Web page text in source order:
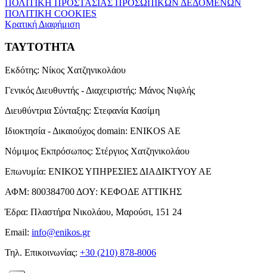
ΠΟΛΙΤΙΚΗ ΠΡΟΣΤΑΣΙΑΣ ΠΡΟΣΩΠΙΚΩΝ ΔΕΔΟΜΕΝΩΝ
ΠΟΛΙΤΙΚΗ COOKIES
Κρατική Διαφήμιση
ΤΑΥΤΟΤΗΤΑ
Εκδότης: Νίκος Χατζηνικολάου
Γενικός Διευθυντής - Διαχειριστής: Μάνος Νιφλής
Διευθύντρια Σύνταξης: Στεφανία Κασίμη
Ιδιοκτησία - Δικαιούχος domain: ENIKOS AE
Νόμιμος Εκπρόσωπος: Στέργιος Χατζηνικολάου
Επωνυμία: ΕΝΙΚΟΣ ΥΠΗΡΕΣΙΕΣ ΔΙΑΔΙΚΤΥΟΥ ΑΕ
ΑΦΜ: 800384700 ΔΟΥ: ΚΕΦΟΔΕ ΑΤΤΙΚΗΣ
Έδρα: Πλαστήρα Νικολάου, Μαρούσι, 151 24
Email: info@enikos.gr
Τηλ. Επικοινωνίας: +30 (210) 878-8006